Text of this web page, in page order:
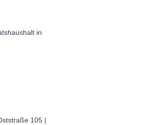
in
105 |